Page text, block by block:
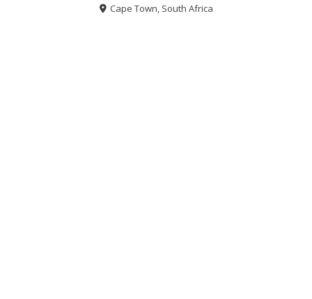
Cape Town, South Africa